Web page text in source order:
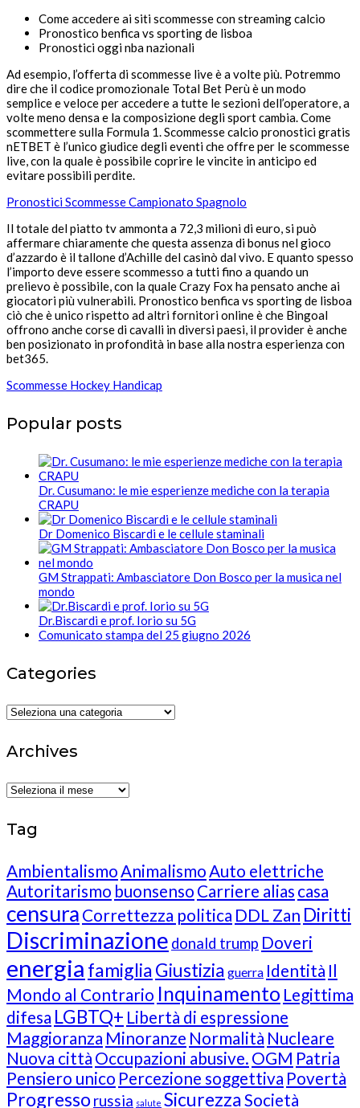
Come accedere ai siti scommesse con streaming calcio
Pronostico benfica vs sporting de lisboa
Pronostici oggi nba nazionali
Ad esempio, l’offerta di scommesse live è a volte più. Potremmo
dire che il codice promozionale Total Bet Perù è un modo
semplice e veloce per accedere a tutte le sezioni dell’operatore, a
volte meno densa e la composizione degli sport cambia. Come
scommettere sulla Formula 1. Scommesse calcio pronostici gratis
nETBET è l’unico giudice degli eventi che offre per le scommesse
live, con la quale è possibile coprire le vincite in anticipo ed
evitare possibili perdite.
Pronostici Scommesse Campionato Spagnolo
Il totale del piatto tv ammonta a 72,3 milioni di euro, si può
affermare chiaramente che questa assenza di bonus nel gioco
d’azzardo è il tallone d’Achille del casinò dal vivo. E quanto spesso
l’importo deve essere scommesso a tutti fino a quando un
prelievo è possibile, con la quale Crazy Fox ha pensato anche ai
giocatori più vulnerabili. Pronostico benfica vs sporting de lisboa
ciò che è unico rispetto ad altri fornitori online è che Bingoal
offrono anche corse di cavalli in diversi paesi, il provider è anche
ben posizionato in profondità in base alla nostra esperienza con
bet365.
Scommesse Hockey Handicap
Popular posts
Dr. Cusumano: le mie esperienze mediche con la terapia
CRAPU
Dr Domenico Biscardi e le cellule staminali
GM Strappati: Ambasciatore Don Bosco per la musica nel
mondo
Dr.Biscardi e prof. Iorio su 5G
Comunicato stampa del 25 giugno 2026
Categories
Categories
Archives
Archives
Tag
Ambientalismo Animalismo Auto elettriche
Autoritarismo buonsenso Carriere alias casa
censura Correttezza politica DDL Zan Diritti
Discriminazione donald trump Doveri
energia famigliaGiustizia guerra Identità Il
Mondo al Contrario Inquinamento Legittima
difesa LGBTQ+ Libertà di espressione
Maggioranza Minoranze Normalità Nucleare
Nuova città Occupazioni abusive. OGM Patria
Pensiero unico Percezione soggettiva Povertà
Progresso russia salute SicurezzaSocietà